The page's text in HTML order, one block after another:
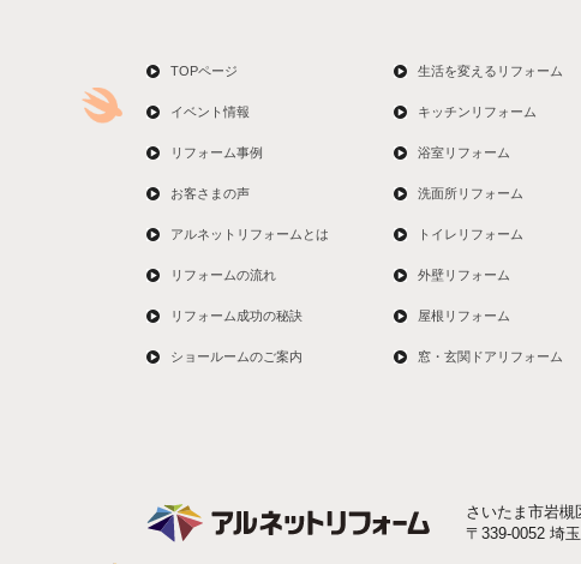
TOPページ
イベント情報
リフォーム事例
お客さまの声
アルネットリフォームとは
リフォームの流れ
リフォーム成功の秘訣
ショールームのご案内
生活を変えるリフォーム
キッチンリフォーム
浴室リフォーム
洗面所リフォーム
トイレリフォーム
外壁リフォーム
屋根リフォーム
窓・玄関ドアリフォーム
さいたま市岩槻
〒339-0052 埼